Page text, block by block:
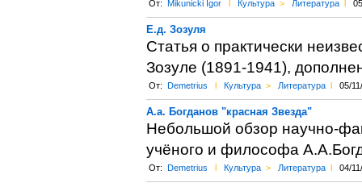
От: Mikunicki Igor l Культура > Литература l
Е.д. Зозуля
Статья о практически
Зозуле (1891-1941),
От: Demetrius l Культура > Литература l 05/
А.а. Богданов "красная Звезда"
Небольшой обзор научно-
учёного и философа
От: Demetrius l Культура > Литература l 04/